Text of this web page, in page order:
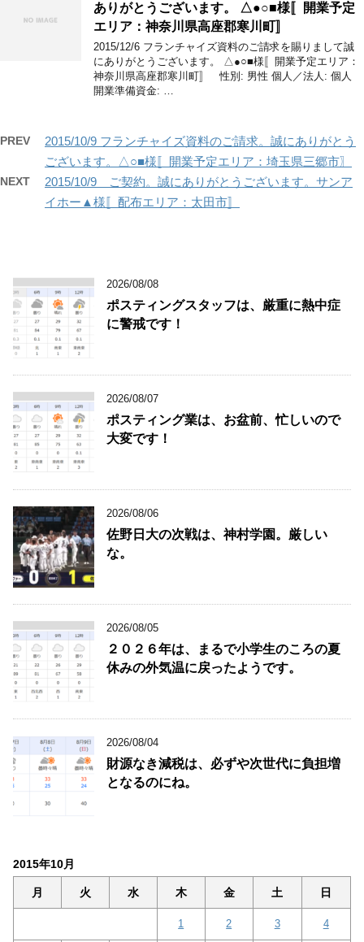
ありがとうございます。 △●○■様〚開業予定
エリア：神奈川県高座郡寒川町〛
2015/12/6 フランチャイズ資料のご請求を賜りまして誠
にありがとうございます。 △●○■様〚開業予定エリア：
神奈川県高座郡寒川町〛 性別: 男性 個人／法人: 個人
開業準備資金: …
PREV
2015/10/9 フランチャイズ資料のご請求。誠にありがとう
ございます。△○■様〚開業予定エリア：埼玉県三郷市〗
NEXT
2015/10/9 ご契約。誠にありがとうございます。サンア
イホー▲様〚配布エリア：太田市〛
2026/08/08
ポスティングスタッフは、厳重に熱中症
に警戒です！
2026/08/07
ポスティング業は、お盆前、忙しいので
大変です！
2026/08/06
佐野日大の次戦は、神村学園。厳しい
な。
2026/08/05
２０２６年は、まるで小学生のころの夏
休みの外気温に戻ったようです。
2026/08/04
財源なき減税は、必ずや次世代に負担増
となるのにね。
2015年10月
月 火 水 木 金 土 日
1 2 3 4